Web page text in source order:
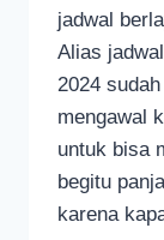
jadwal
Alias
2024
mengawal
untuk bisa
begitu
karena